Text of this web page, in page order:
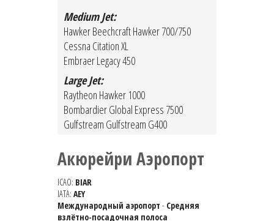
Medium Jet:
Hawker Beechcraft Hawker 700/750
Cessna Citation XL
Embraer Legacy 450
Large Jet:
Raytheon Hawker 1000
Bombardier Global Express 7500
Gulfstream Gulfstream G400
Акюрейри Аэропорт
ICAO: BIAR
IATA: AEY
Международный аэропорт - Средняя
взлётно-посадочная полоса